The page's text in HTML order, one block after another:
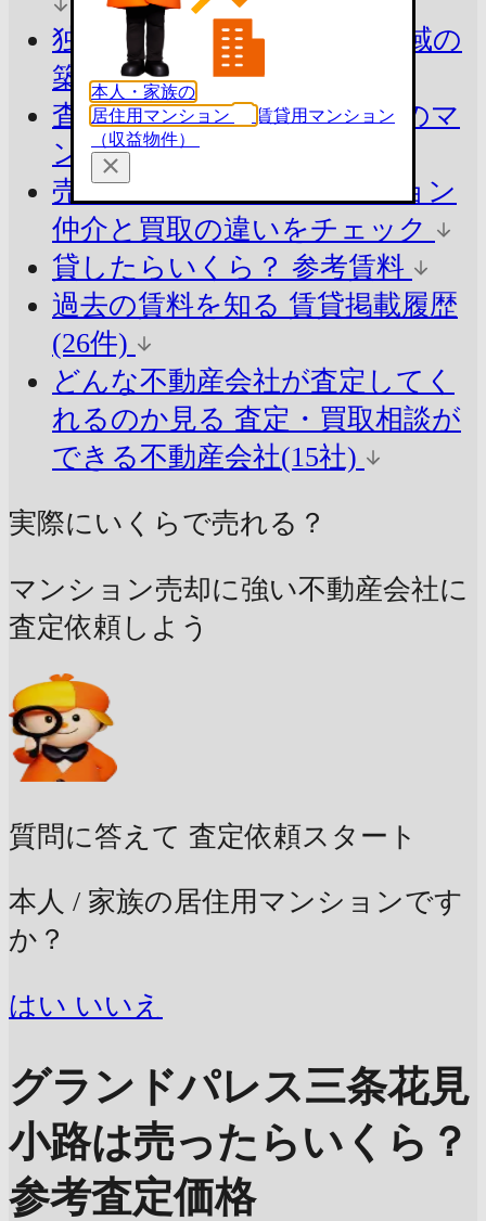
独自ロジックで算出
同じ地域の
築年別の平均価格
査定価格の目安を知る周辺のマ
ンションと比較
売却の方法でシミュレーション
仲介と買取の違いをチェック
貸したらいくら？ 参考賃料
過去の賃料を知る 賃貸掲載履歴
(26件)
どんな不動産会社が査定してく
れるのか見る 査定・買取相談が
できる不動産会社(15社)
実際にいくらで売れる？
マンション売却に強い不動産会社に
査定依頼しよう
質問に答えて 査定依頼スタート
本人 / 家族の居住用マンションです
か？
はい いいえ
グランドパレス三条花見
小路は売ったらいくら？
参考査定価格
本人・家族の
居住用マンション
賃貸用マンション
（収益物件）